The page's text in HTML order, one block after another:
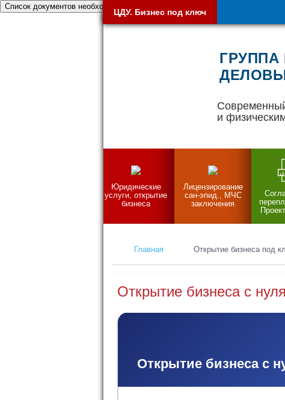
Список документов необходимых при открытии бизнеса
ЦДУ. Бизнес под ключ
и
Юридические
услуги, открытие
бизнеса
Лицензирование
сан-эпид., МЧС
заключения
Главная Открытие бизнеса под
Открытие бизнеса с
Открытие бизнеса с